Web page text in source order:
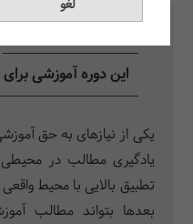
این دوره آموزشی
یکی از نیازهای به حق
یادگیری مطالب در
تطبیق بالایی با محیط
بعدها بتواند مطالب